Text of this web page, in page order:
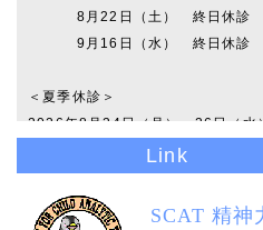
8月22日（土） 終日休診
9月16日（水） 終日休診
＜夏季休診＞
2026年8月24日（月）～26日（
ご迷惑をおかけしますがよろしくお
2026.7.1 7月8月及び夏季休診
Link
SCAT 精神